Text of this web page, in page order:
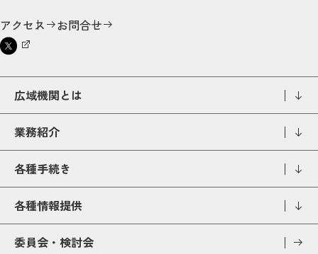
アクセス お問合せ
広域機関とは
業務紹介
各種手続き
各種情報提供
委員会・検討会